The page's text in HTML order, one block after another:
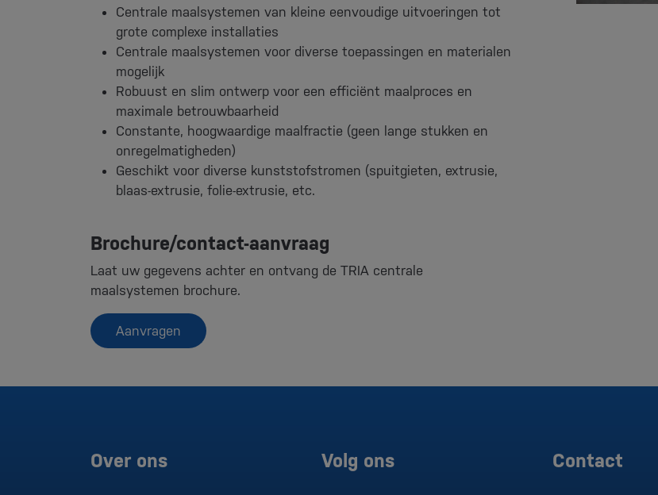
Centrale maalsystemen van kleine eenvoudige uitvoeringen tot
grote complexe installaties
Centrale maalsystemen voor diverse toepassingen en materialen
mogelijk
Robuust en slim ontwerp voor een efficiënt maalproces en
maximale betrouwbaarheid
Constante, hoogwaardige maalfractie (geen lange stukken en
onregelmatigheden)
Geschikt voor diverse kunststofstromen (spuitgieten, extrusie,
blaas-extrusie, folie-extrusie, etc.
Brochure/contact-aanvraag
Laat uw gegevens achter en ontvang de TRIA centrale
maalsystemen brochure.
Aanvragen
Over ons Volg ons Contact